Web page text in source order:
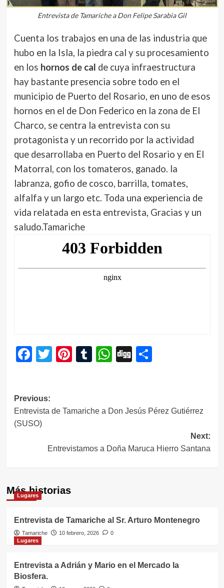
Entrevista de Tamariche a Don Felipe Sarabia Gil
Cuenta los trabajos en una de las industria que
hubo en la Isla, la piedra cal y su procesamiento
en los hornos de cal de cuya infraestructura
hay bastante presencia sobre todo en el
municipio de Puerto del Rosario, en uno de esos
hornos en el de Don Federico en la zona de El
Charco, se centra la entrevista con su
protagonista y un recorrido por la actividad
que desarrollaba en Puerto del Rosario y en El
Matorral, con los tomateros, ganado. la
labranza, gofio de cosco, barrilla, tomates,
alfalfa y un largo etc. Toda una experiencia de
vida relatada en esta entrevista, Gracias y un
saludo.Tamariche
Facebook
Twitter
Pinterest
Tumblr
WhatsApp
DiggCompartir
Navegación
de
entradas
Previous:
Entrevista de Tamariche a Don Jesús Pérez Gutiérrez
(SUSO)
Next:
Entrevistamos a Doña Maruca Hierro Santana
Más historias
Lugares
Entrevista de Tamariche al Sr. Arturo Montenegro
Tamariche 10 febrero, 2026
0
Lugares
Entrevista a Adrián y Mario en el Mercado la
Biosfera.